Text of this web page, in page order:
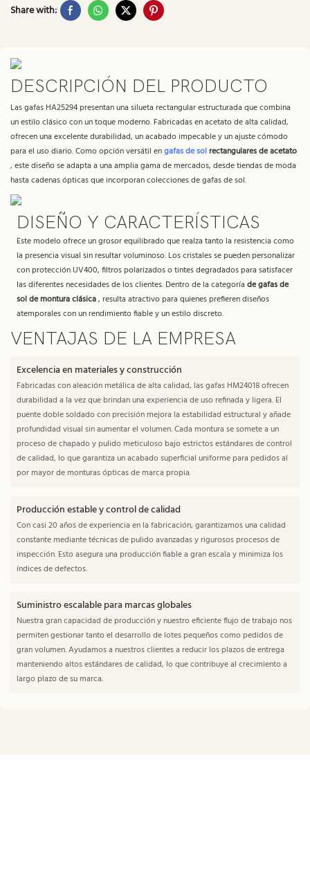
Share with:
DESCRIPCIÓN DEL PRODUCTO
Las gafas HA25294 presentan una silueta rectangular estructurada que combina
un estilo clásico con un toque moderno. Fabricadas en acetato de alta calidad,
ofrecen una excelente durabilidad, un acabado impecable y un ajuste cómodo
para el uso diario. Como opción versátil engafas de solrectangulares de acetato
, este diseño se adapta a una amplia gama de mercados, desde tiendas de moda
hasta cadenas ópticas que incorporan colecciones de gafas de sol.
DISEÑO Y CARACTERÍSTICAS
Este modelo ofrece un grosor equilibrado que realza tanto la resistencia como
la presencia visual sin resultar voluminoso. Los cristales se pueden personalizar
con protección UV400, filtros polarizados o tintes degradados para satisfacer
las diferentes necesidades de los clientes. Dentro de la categoría de gafas de
sol de montura clásica, resulta atractivo para quienes prefieren diseños
atemporales con un rendimiento fiable y un estilo discreto.
VENTAJAS DE LA EMPRESA
Excelencia en materiales y construcción
Fabricadas con aleación metálica de alta calidad, las gafas HM24018 ofrecen
durabilidad a la vez que brindan una experiencia de uso refinada y ligera. El
puente doble soldado con precisión mejora la estabilidad estructural y añade
profundidad visual sin aumentar el volumen. Cada montura se somete a un
proceso de chapado y pulido meticuloso bajo estrictos estándares de control
de calidad, lo que garantiza un acabado superficial uniforme para pedidos al
por mayor de monturas ópticas de marca propia.
Producción estable y control de calidad
Con casi 20 años de experiencia en la fabricación, garantizamos una calidad
constante mediante técnicas de pulido avanzadas y rigurosos procesos de
inspección. Esto asegura una producción fiable a gran escala y minimiza los
índices de defectos.
Suministro escalable para marcas globales
Nuestra gran capacidad de producción y nuestro eficiente flujo de trabajo nos
permiten gestionar tanto el desarrollo de lotes pequeños como pedidos de
gran volumen. Ayudamos a nuestros clientes a reducir los plazos de entrega
manteniendo altos estándares de calidad, lo que contribuye al crecimiento a
largo plazo de su marca.